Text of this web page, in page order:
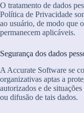
O tratamento de dados
Política de Privacidade
ao usuário, de modo que
permanecem aplicáveis.
Segurança dos dados
A Accurate Software se
organizativas aptas a
autorizados e de
ou difusão de tais dados.